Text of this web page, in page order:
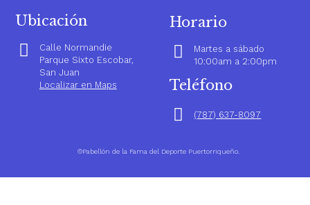
Ubicación
Calle Normandie
Parque Sixto Escobar,
San Juan
Localizar en Maps
Horario
Martes a sábado
10:00am a 2:00pm
Teléfono
(787) 637-8097
©Pabellón de la Fama del Deporte Puertorriqueño.